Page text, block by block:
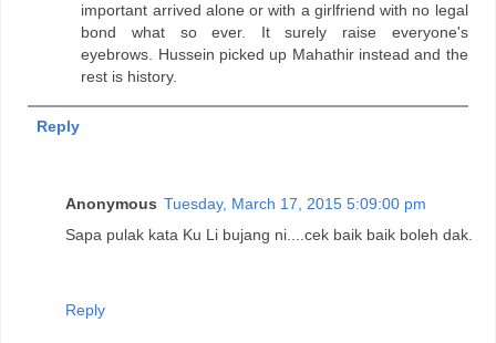
important arrived alone or with a girlfriend with no legal
bond what so ever. It surely raise everyone's
eyebrows. Hussein picked up Mahathir instead and the
rest is history.
Reply
Anonymous Tuesday, March 17, 2015 5:09:00 pm
Sapa pulak kata Ku Li bujang ni....cek baik baik boleh dak.
Reply